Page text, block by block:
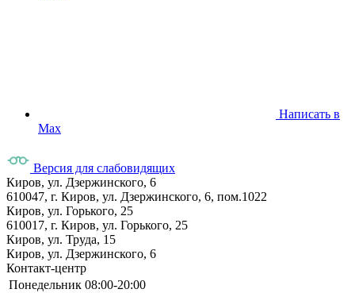
Написать в
Max
Версия для слабовидящих
Киров, ул. Дзержинского, 6
610047, г. Киров, ул. Дзержинского, 6, пом.1022
Киров, ул. Горького, 25
610017, г. Киров, ул. Горького, 25
Киров, ул. Труда, 15
Киров, ул. Дзержинского, 6
Контакт-центр
Понедельник 08:00-20:00